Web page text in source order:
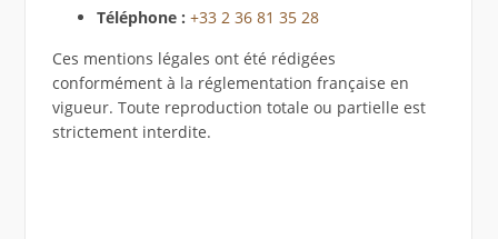
Téléphone : +33 2 36 81 35 28
Ces mentions légales ont été rédigées
conformément à la réglementation française en
vigueur. Toute reproduction totale ou partielle est
strictement interdite.